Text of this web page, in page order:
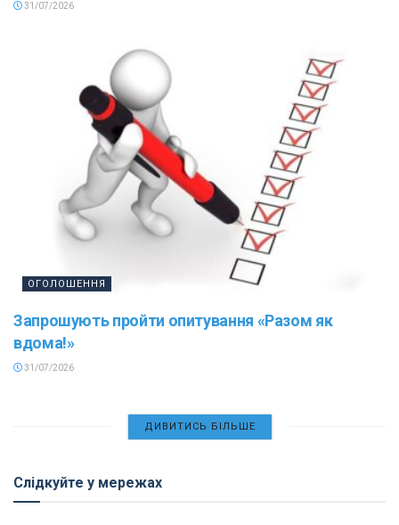
31/07/2026
ОГОЛОШЕННЯ
Запрошують пройти опитування «Разом як
вдома!»
31/07/2026
ДИВИТИСЬ БІЛЬШЕ
Слідкуйте у мережах